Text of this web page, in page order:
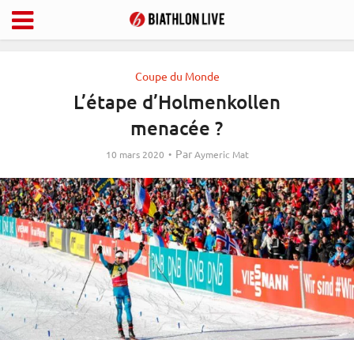
Coupe du Monde
L’étape d’Holmenkollen
menacée ?
10 mars 2020 ParAymeric Mat